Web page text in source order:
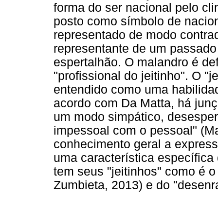
forma do ser nacional pelo
posto como símbolo de
representado de modo
representante de um
espertalhão. O malandro é
"profissional do jeitinho". O
entendido como uma
acordo com Da Matta, há
um modo simpático,
impessoal com o pessoal"
conhecimento geral a
uma característica
tem seus "jeitinhos" como é
Zumbieta, 2013) e do